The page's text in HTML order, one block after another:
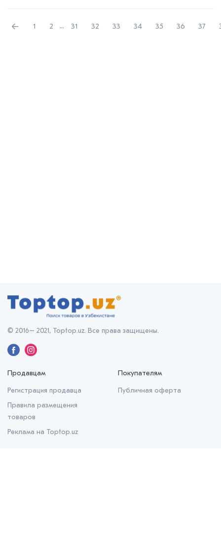
← 1 2 ... 31 32 33 34 35 36 37
Продавцам
Регистрация продавца
Правила размещения
товаров
Реклама на Toptop.uz
Покупателям
Публичная оферта
© 2016– 2021, Toptop.uz. Все права защищены.